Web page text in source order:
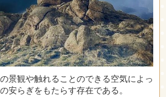
景観や触れることのできる空気によっ
安らぎをもたらす存在である。